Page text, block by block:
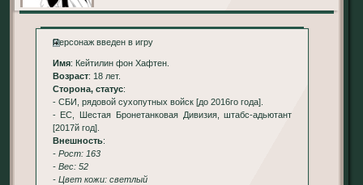
Персонаж введен в игру
Имя: Кейтилин фон Хафтен.
Возраст: 18 лет.
Сторона, статус:
- СБИ, рядовой сухопутных войск [до 2016го года].
- ЕС, Шестая Бронетанковая Дивизия, штабс-адьютант
[2017й год].
Внешность:
- Рост: 163
- Вес: 52
- Цвет кожи: светлый